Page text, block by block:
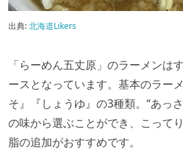
出典:北海道Likers
「らーめん五丈原」のラーメンは
ースとなっています。基本のラー
そ』『しょうゆ』の3種類。“あっ
の味から選ぶことができ、こって
脂の追加がおすすめです。